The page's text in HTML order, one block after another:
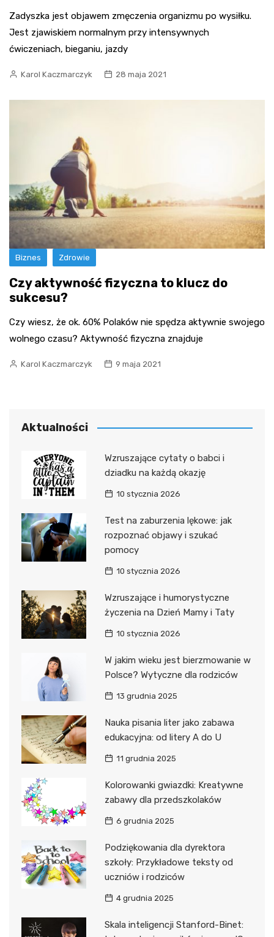
Zadyszka jest objawem zmęczenia organizmu po wysiłku.
Jest zjawiskiem normalnym przy intensywnych
ćwiczeniach, bieganiu, jazdy
Karol Kaczmarczyk 28 maja 2021
Biznes Zdrowie
Czy aktywność fizyczna to klucz do
sukcesu?
Czy wiesz, że ok. 60% Polaków nie spędza aktywnie swojego
wolnego czasu? Aktywność fizyczna znajduje
Karol Kaczmarczyk 9 maja 2021
Aktualności
Wzruszające cytaty o babci i
dziadku na każdą okazję
10 stycznia 2026
Test na zaburzenia lękowe: jak
rozpoznać objawy i szukać
pomocy
10 stycznia 2026
Wzruszające i humorystyczne
życzenia na Dzień Mamy i Taty
10 stycznia 2026
W jakim wieku jest bierzmowanie w
Polsce? Wytyczne dla rodziców
13 grudnia 2025
Nauka pisania liter jako zabawa
edukacyjna: od litery A do U
11 grudnia 2025
Kolorowanki gwiazdki: Kreatywne
zabawy dla przedszkolaków
6 grudnia 2025
Podziękowania dla dyrektora
szkoły: Przykładowe teksty od
uczniów i rodziców
4 grudnia 2025
Skala inteligencji Stanford-Binet: